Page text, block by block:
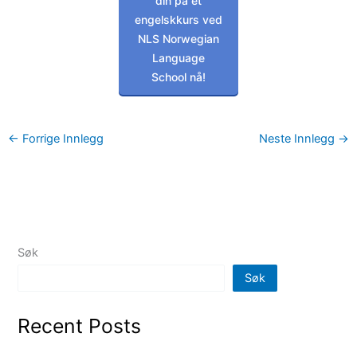
engelskkurs ved
NLS Norwegian
Language
School nå!
← Forrige Innlegg Neste Innlegg →
Søk
Søk
Recent Posts